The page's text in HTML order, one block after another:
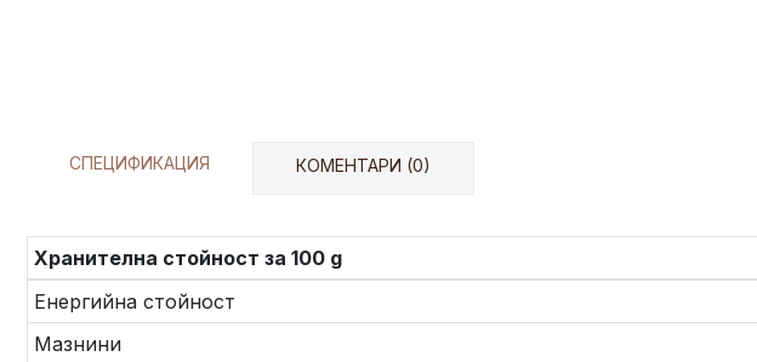
СПЕЦИФИКАЦИЯ КОМЕНТАРИ (0)
Хранителна стойност за 100 g
Енергийна стойност
Мазнини